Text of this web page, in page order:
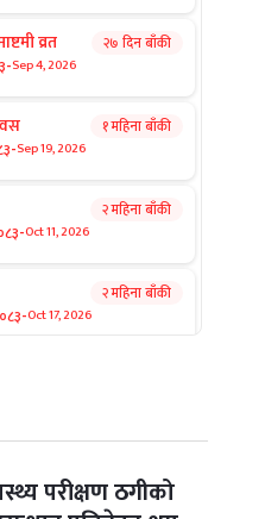
व्रत
-Sep 4, 2026
२७ दिन बाँकी
-Sep 19, 2026
१ महिना बाँकी
-Oct 11, 2026
२ महिना बाँकी
-Oct 17, 2026
२ महिना बाँकी
-Oct 20, 2026
परीक्षण ठगीको